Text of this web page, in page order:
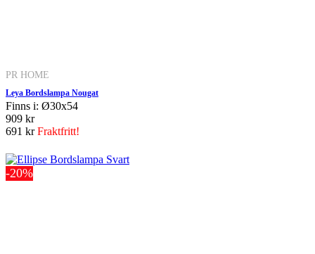
PR HOME
Leya Bordslampa Nougat
Finns i: Ø30x54
909 kr
691 krFraktfritt!
-20%